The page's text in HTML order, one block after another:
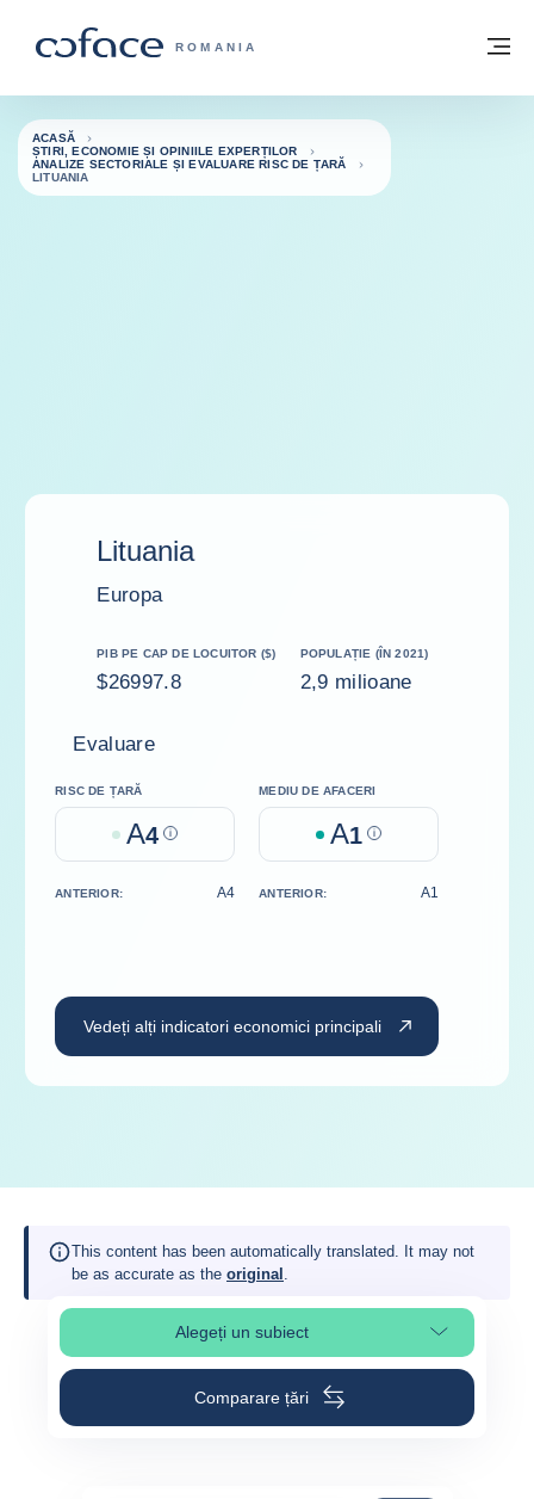
COFACE FOR TRADE - WEBSITE GRUP
ROMANIA
Înapoi la pagina de start
ACASĂ
ȘTIRI, ECONOMIE ȘI OPINIILE EXPERȚILOR
ANALIZE SECTORIALE ȘI EVALUARE RISC DE ȚARĂ
LITUANIA
Lituania
Europa
PIB PE CAP DE LOCUITOR ($)
$26997.8
POPULAȚIE (ÎN 2021)
2,9 milioane
Evaluare
RISC DE ȚARĂ
A4 Help
MEDIU DE AFACERI
A1 Help
ANTERIOR: A4 ANTERIOR: A1
Vedeți alți indicatori economici principali
This content has been automatically translated. It may not
be as accurate as the original .
Alegeți un subiectSelect page section
Comparare țări